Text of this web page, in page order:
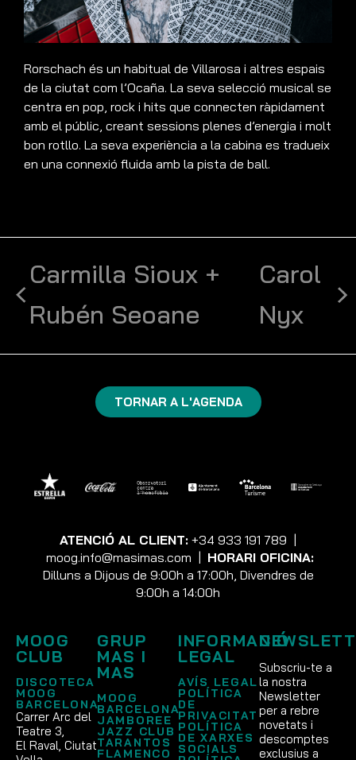
Rorschach és un habitual de Villarosa i altres espais
de la ciutat com l’Ocaña. La seva selecció musical se
centra en pop, rock i hits que connecten ràpidament
amb el públic, creant sessions plenes d’energia i molt
bon rotllo. La seva experiència a la cabina es tradueix
en una connexió fluida amb la pista de ball.
Carmilla Sioux +
Rubén Seoane
Carol
Nyx
TORNAR A L'AGENDA
ATENCIÓ AL CLIENT: +34 933 191 789 |
moog.info@masimas.com | HORARI OFICINA:
Dilluns a Dijous de 9:00h a 17:00h, Divendres de
9:00h a 14:00h
MOOG
CLUB
DISCOTECA
MOOG
BARCELONA
Carrer Arc del
Teatre 3,
El Raval, Ciutat
GRUP
MAS I
MAS
MOOG
BARCELONA
JAMBOREE
JAZZ CLUB
TARANTOS
FLAMENCO
INFORMACIÓ
LEGAL
AVÍS LEGAL
POLÍTICA
DE
PRIVACITAT
POLÍTICA
DE XARXES
SOCIALS
Subscriu-te a
la nostra
Newsletter
per a rebre
novetats i
descomptes
exclusius a